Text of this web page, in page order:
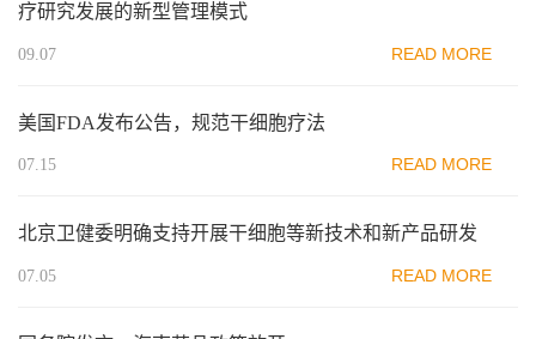
疗研究发展的新型管理模式
09.07 READ MORE
美国FDA发布公告，规范干细胞疗法
07.15 READ MORE
北京卫健委明确支持开展干细胞等新技术和新产品研发
07.05 READ MORE